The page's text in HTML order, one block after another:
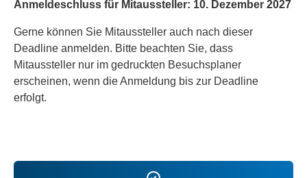
Anmeldeschluss für Mitaussteller: 10. Dezember 2027
Gerne können Sie Mitaussteller auch nach dieser
Deadline anmelden. Bitte beachten Sie, dass
Mitaussteller nur im gedruckten Besuchsplaner
erscheinen, wenn die Anmeldung bis zur Deadline
erfolgt.